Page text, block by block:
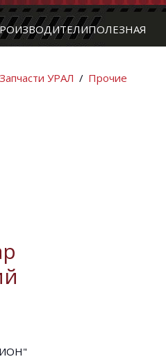
ПОЛЕЗНАЯ
УРАЛ / Прочие